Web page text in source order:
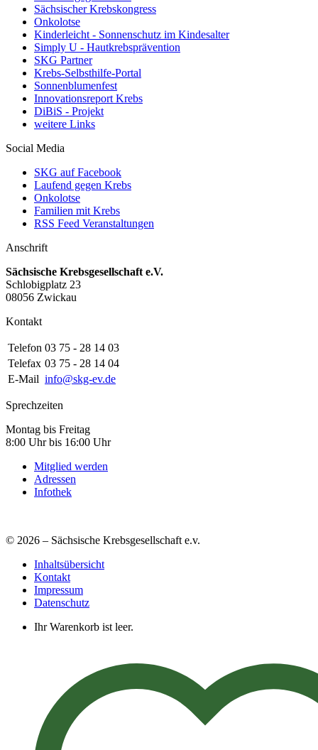
Sächsischer Krebskongress
Onkolotse
Kinderleicht - Sonnenschutz im Kindesalter
Simply U - Hautkrebsprävention
SKG Partner
Krebs-Selbsthilfe-Portal
Sonnenblumenfest
Innovationsreport Krebs
DiBiS - Projekt
weitere Links
Social Media
SKG auf Facebook
Laufend gegen Krebs
Onkolotse
Familien mit Krebs
RSS Feed Veranstaltungen
Anschrift
Sächsische Krebsgesellschaft e.V.
Schlobigplatz 23
08056 Zwickau
Kontakt
Telefon 03 75 - 28 14 03
Telefax 03 75 - 28 14 04
E-Mail info@skg-ev.de
Sprechzeiten
Montag bis Freitag
8:00 Uhr bis 16:00 Uhr
Mitglied werden
Adressen
Infothek
© 2026 – Sächsische Krebsgesellschaft e.v.
Inhaltsübersicht
Kontakt
Impressum
Datenschutz
Ihr Warenkorb ist leer.